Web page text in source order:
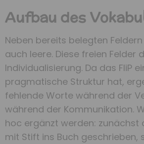
Aufbau des
Neben bereits belegten
auch leere. Diese freien Felder
Individualisierung. Da das FliP
pragmatische Struktur hat,
fehlende Worte während der
während der Kommunikation.
hoc ergänzt werden: zunächst
mit Stift ins Buch geschrieben,